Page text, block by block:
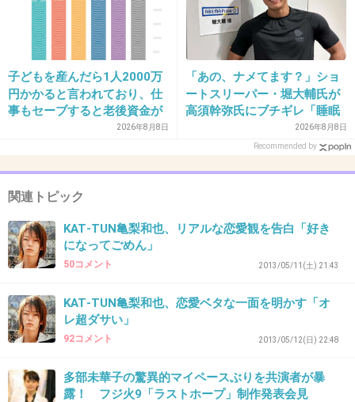
+16 -2
31. 匿名2013/05/15(水) 17:54:28
どうでもいいけど面白そうこの映画
監督にも共演者にも可愛がってもらって、試写
会のトーク微笑ましかった！
奇行というほどではないと思いますが、
確かにちょっと変わってるところがあります。
+14 -1
子どもを産んだら1人2000万
円かかると言われており、仕
事もセーブすると老後資金が
貯められない…一方、子育て
は？→様々な意見
2026年8月8日
「あの、ナメてます？」ショ
ートスリーパー・堀大輔氏が
高須幹弥氏にブチギレ「睡眠
不足の人＝キレやすい」SNS
2026年8月8日
Recommended by
関連トピック
KAT‐TUN亀梨和也、リアルな恋愛観を告白「好き
になってごめん」
50コメント 2013/05/11(土) 21:43
KAT‐TUN亀梨和也、恋愛ベタな一面を明かす「オ
レ超ダサい」
92コメント 2013/05/12(日) 22:48
多部未華子の驚異的マイペースぶりを共演者が暴
露！ フジ火9「ラストホープ」制作発表会見